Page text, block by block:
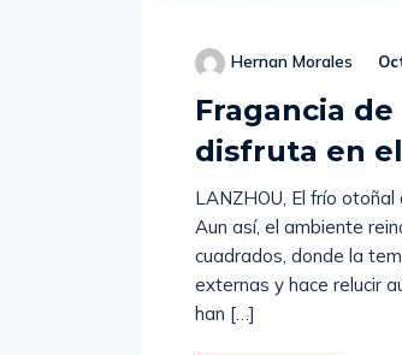
Hernan Morales
Fragancia
disfruta en
LANZHOU, El frío
Aun así, el ambiente
cuadrados, donde la
externas y hace relucir
han […]